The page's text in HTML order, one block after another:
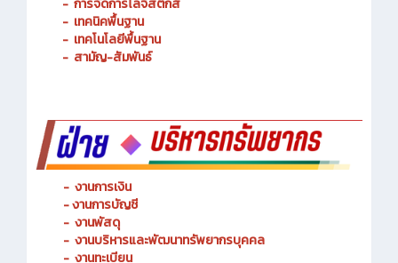
- ช่างเมคคาทรอนิกส์ และหุ่นยนต์
- การจัดการโลจิสติกส์
- เทคนิคพื้นฐาน
- เทคโนโลยีพื้นฐาน
-งานการเงิน
- งานการบัญชี
- งานพัสดุ